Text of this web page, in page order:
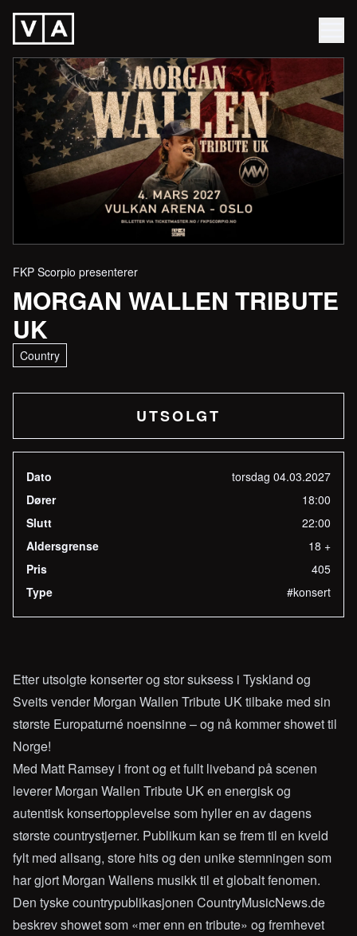
FKP Scorpio presenterer
MORGAN WALLEN TRIBUTE
UK
Country
UTSOLGT
Dato
torsdag 04.03.2027
Dører
18:00
Slutt
22:00
Aldersgrense
18 +
Pris
405
Type
#konsert
Etter utsolgte konserter og stor suksess i Tyskland og
Sveits vender Morgan Wallen Tribute UK tilbake med sin
største Europaturné noensinne – og nå kommer showet til
Norge!
Med Matt Ramsey i front og et fullt liveband på scenen
leverer Morgan Wallen Tribute UK en energisk og
autentisk konsertopplevelse som hyller en av dagens
største countrystjerner. Publikum kan se frem til en kveld
fylt med allsang, store hits og den unike stemningen som
har gjort Morgan Wallens musikk til et globalt fenomen.
Den tyske countrypublikasjonen CountryMusicNews.de
beskrev showet som «mer enn en tribute» og fremhevet